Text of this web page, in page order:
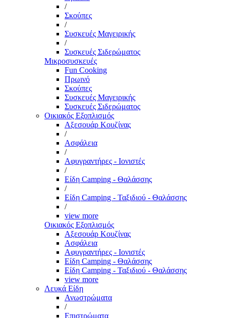
/
Σκούπες
/
Συσκευές Μαγειρικής
/
Συσκευές Σιδερώματος
Μικροσυσκευές
Fun Cooking
Πρωινό
Σκούπες
Συσκευές Μαγειρικής
Συσκευές Σιδερώματος
Οικιακός Εξοπλισμός
Αξεσουάρ Κουζίνας
/
Ασφάλεια
/
Αφυγραντήρες - Ιονιστές
/
Είδη Camping - Θαλάσσης
/
Είδη Camping - Ταξιδιού - Θαλάσσης
/
view more
Οικιακός Εξοπλισμός
Αξεσουάρ Κουζίνας
Ασφάλεια
Αφυγραντήρες - Ιονιστές
Είδη Camping - Θαλάσσης
Είδη Camping - Ταξιδιού - Θαλάσσης
view more
Λευκά Είδη
Ανωστρώματα
/
Επιστρώματα